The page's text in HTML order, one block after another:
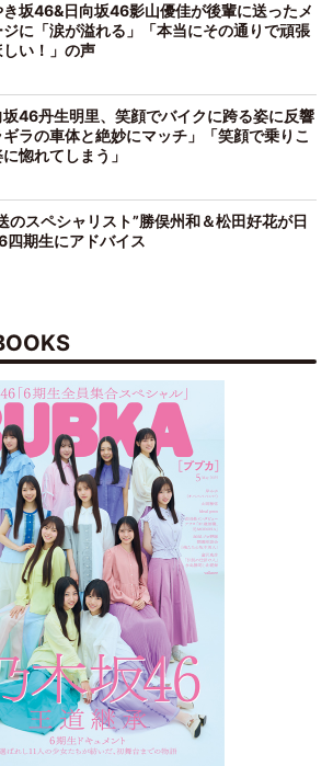
き坂46&日向坂46影山優佳が後輩に送ったメ
ジに「涙が溢れる」「本当にその通りで頑張
しい！」の声
坂46丹生明里、笑顔でバイクに跨る姿に反響
ギラの車体と絶妙にマッチ」「笑顔で乗りこ
惚れてしまう」
のスペシャリスト”勝俣州和＆松田好花が日
四期生にアドバイス